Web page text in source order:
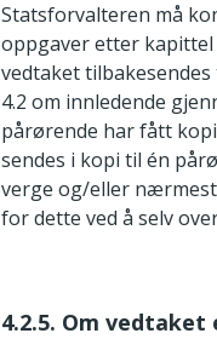
Statsforvalteren må
oppgaver etter kapittel
vedtaket
4.2 om innledende
pårørende har fått
sendes i kopi til én
verge og/eller
for dette ved å selv
4.2.5. Om